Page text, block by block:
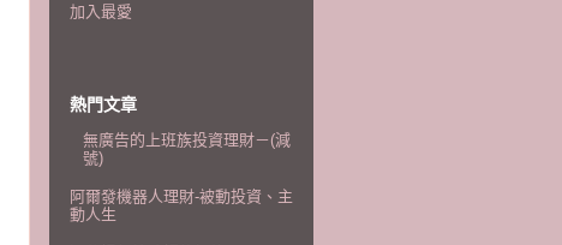
加入最愛
熱門文章
無廣告的上班族投資理財－(減
號)
阿爾發機器人理財-被動投資、主
動人生